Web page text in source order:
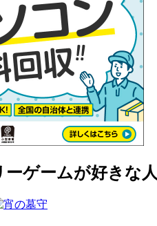
ーゲームが好きな